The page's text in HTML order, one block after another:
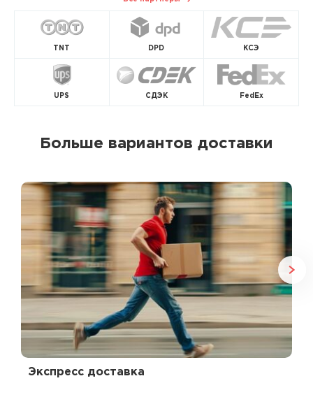
TNT DPD КСЭ
UPS СДЭК FedEx
Больше вариантов доставки
Экспресс доставка